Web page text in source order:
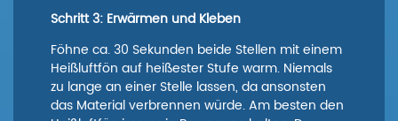
Schritt 3: Erwärmen und Kleben
Föhne ca. 30 Sekunden beide Stellen mit einem
Heißluftfön auf heißester Stufe warm. Niemals
zu lange an einer Stelle lassen, da ansonsten
das Material verbrennen würde. Am besten den